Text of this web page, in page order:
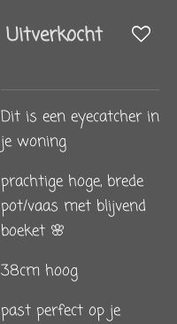
Uitverkocht
Dit is een eyecatcher in
je woning
prachtige hoge, brede
pot/vaas met blijvend
boeket 🌸
38cm hoog
past perfect op je